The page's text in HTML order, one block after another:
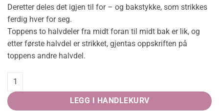
Deretter deles det igjen til for – og bakstykke, som strikkes
ferdig hver for seg.
Toppens to halvdeler fra midt foran til midt bak er lik, og
etter første halvdel er strikket, gjentas oppskriften på
toppens andre halvdel.
Aviayatop - PDF quantity
LEGG I HANDLEKURV